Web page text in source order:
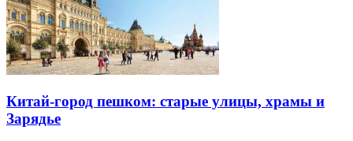
Китай-город пешком: старые улицы, храмы и
Зарядье